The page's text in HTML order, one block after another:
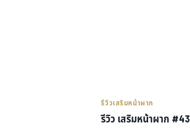
รีวิวเสริมหน้าผาก
รีวิว เสริมหน้าผาก #43